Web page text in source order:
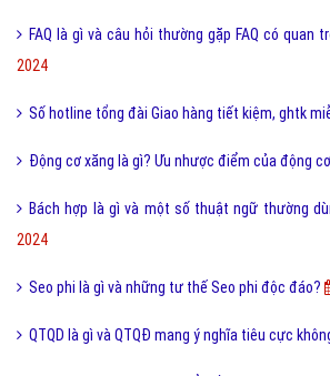
FAQ là gì và câu hỏi thường gặp FAQ có quan
2024
Số hotline tổng đài Giao hàng tiết kiệm, ghtk
Động cơ xăng là gì? Ưu nhược điểm của động
Bách hợp là gì và một số thuật ngữ thường
2024
Seo phi là gì và những tư thế Seo phi độc đáo?
QTQD là gì và QTQĐ mang ý nghĩa tiêu cực